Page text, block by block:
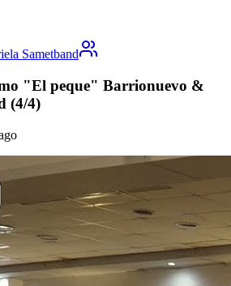
Sametband
"El peque" Barrionuevo &
(4/4)